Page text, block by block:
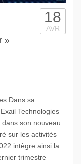
»
18
AVR
Dans sa
Technologies
son nouveau
sur les activités
intègre ainsi la
trimestre